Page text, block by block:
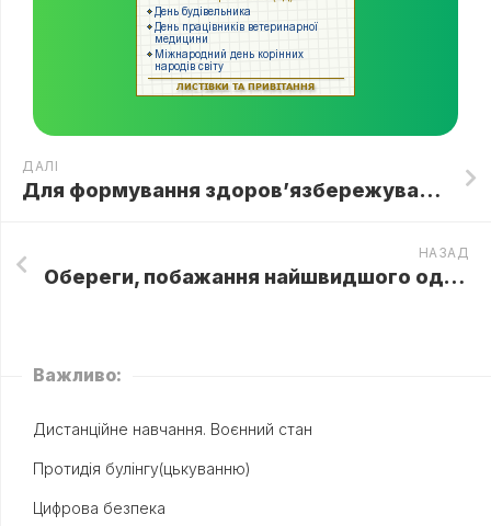
ДАЛІ
Для формування здоров’язбережувальної компетентності вихованцям гуртка “Фіткросики” ЗПО “ЦТДтаЮ Олександрівського району” було надано творче завдання”Вітамінний квест. Вітамінний експерт”
НАЗАД
Обереги, побажання найшвидшого одужання, вітаміни та смаколики відправили педагоги та вихованці закладу ошпиталеним військовим
Важливо:
Дистанційне навчання. Воєнний стан
Протидія булінгу(цькуванню)
Цифрова безпека